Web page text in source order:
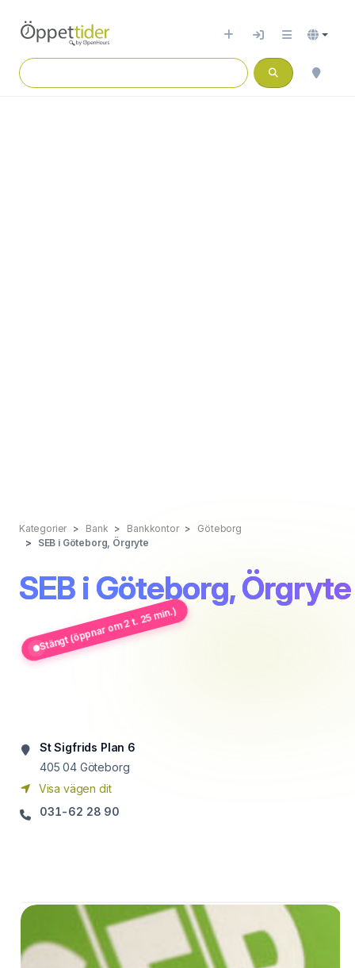
Kategorier Bank Bankkontor
Göteborg
SEB i Göteborg, Örgryte
SEB i Göteborg, Örgryte
Stängt (öppnar om 2 t. 25 min.)
St Sigfrids Plan 6
405 04 Göteborg
Visa vägen dit
031-62 28 90